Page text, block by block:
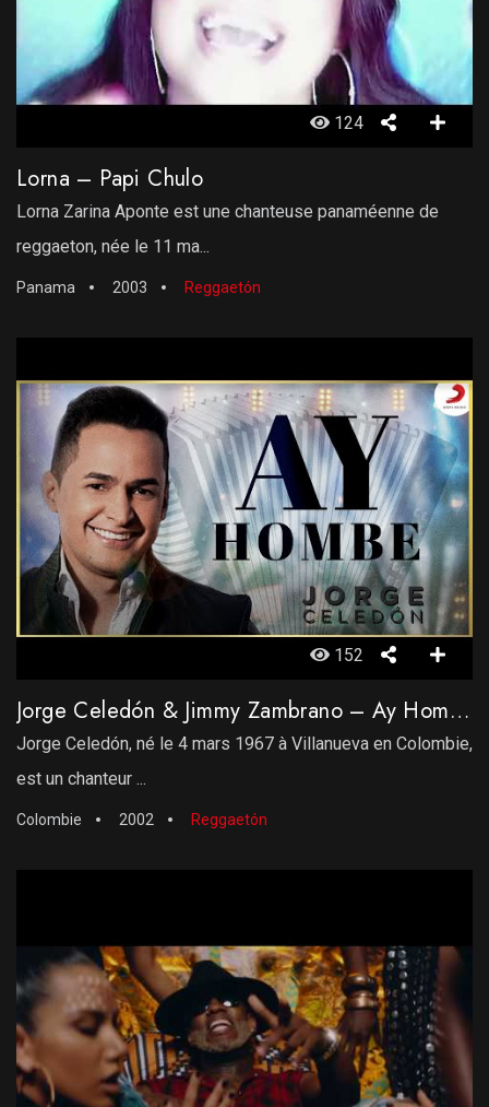
124
Lorna – Papi Chulo
Lorna Zarina Aponte est une chanteuse panaméenne de
reggaeton, née le 11 ma...
Panama 2003 Reggaetón
152
Jorge Celedón & Jimmy Zambrano – Ay Hombe
Jorge Celedón, né le 4 mars 1967 à Villanueva en Colombie,
est un chanteur ...
Colombie 2002 Reggaetón